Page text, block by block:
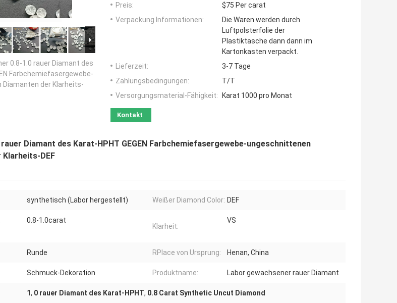
0.8-1.0 rauer Diamant des
Farbchemiefasergewebe-
der Klarheits-
Preis:
$75 Per carat
Verpackung Informationen:
Die Waren werden durch
Luftpolsterfolie der
Plastiktasche dann dann im
Kartonkasten verpackt.
Lieferzeit:
3-7 Tage
Zahlungsbedingungen:
T/T
Versorgungsmaterial-Fähigkeit: Karat 1000 pro Monat
Kontakt
Diamant des Karat-HPHT GEGEN Farbchemiefasergewebe-ungeschnittenen
Klarheits-DEF
synthetisch (Labor hergestellt) Weißer Diamond Color: DEF
0.8-1.0carat
Klarheit:
VS
Runde RPlace von Ursprung: Henan, China
Schmuck-Dekoration Produktname: Labor gewachsener rauer Diamant
1, 0 rauer Diamant des Karat-HPHT, 0.8 Carat Synthetic Uncut Diamond